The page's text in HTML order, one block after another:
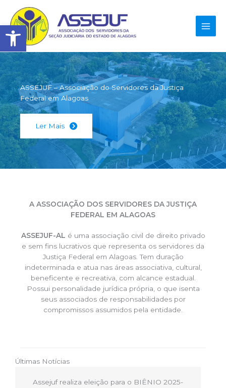
Abrir a barra de
para
o
conteúdo
ASSEJUF – Associação do Servidores da Justiça
Federal em Alagoas
Ler Mais
A ASSOCIAÇÃO DOS SERVIDORES DA JUSTIÇA
FEDERAL EM ALAGOAS
ASSEJUF-AL é uma associação civil de direito privado
e sem fins lucrativos que representa os servidores da
Justiça Federal em Alagoas. Tem duração
indeterminada e atua nas áreas associativa, cultural,
beneficente e recreativa, com alcance estadual.
Possui personalidade jurídica própria, o que isenta
seus associados de responsabilidades por
compromissos assumidos pela entidade.
Últimas Notícias
Assejuf realiza eleição para o BIÊNIO 2025-